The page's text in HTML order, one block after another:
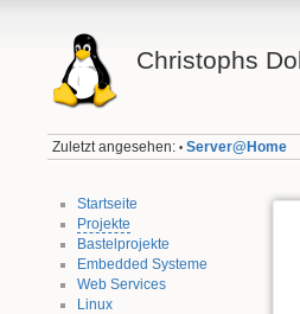
Christophs
Zuletzt angesehen: • Server@Home
Startseite
Projekte
Bastelprojekte
Embedded Systeme
Web Services
Linux